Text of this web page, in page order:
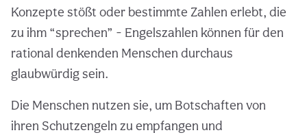
Konzepte stößt oder bestimmte Zahlen erlebt, die
zu ihm “sprechen” - Engelszahlen können für den
rational denkenden Menschen durchaus
glaubwürdig sein.
Die Menschen nutzen sie, um Botschaften von
ihren Schutzengeln zu empfangen und